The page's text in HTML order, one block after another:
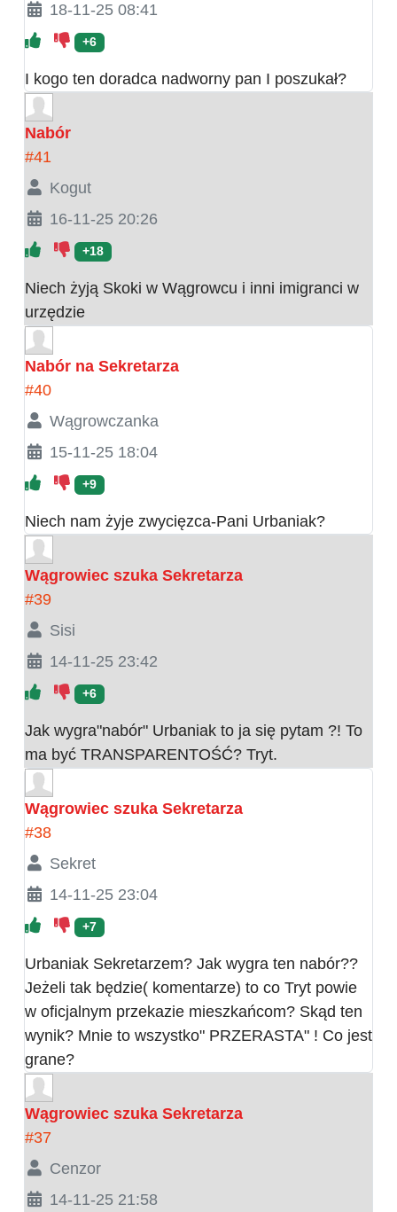
18-11-25 08:41
+6
I kogo ten doradca nadworny pan I poszukał?
Nabór
#41
Kogut
16-11-25 20:26
+18
Niech żyją Skoki w Wągrowcu i inni imigranci w
urzędzie
Nabór na Sekretarza
#40
Wągrowczanka
15-11-25 18:04
+9
Niech nam żyje zwycięzca-Pani Urbaniak?
Wągrowiec szuka Sekretarza
#39
Sisi
14-11-25 23:42
+6
Jak wygra"nabór" Urbaniak to ja się pytam ?! To
ma być TRANSPARENTOŚĆ? Tryt.
Wągrowiec szuka Sekretarza
#38
Sekret
14-11-25 23:04
+7
Urbaniak Sekretarzem? Jak wygra ten nabór??
Jeżeli tak będzie( komentarze) to co Tryt powie
w oficjalnym przekazie mieszkańcom? Skąd ten
wynik? Mnie to wszystko" PRZERASTA" ! Co jest
grane?
Wągrowiec szuka Sekretarza
#37
Cenzor
14-11-25 21:58